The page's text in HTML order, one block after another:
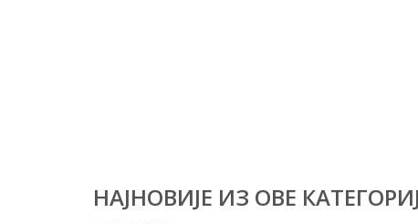
НАЈНОВИЈЕ ИЗ ОВЕ